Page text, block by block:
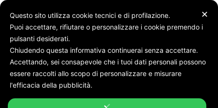
Bimbo di 15 mesi
Tag:bimbo di 15 mesi
✕
Questo sito utilizza cookie tecnici e di profilazione.
Puoi accettare, rifiutare o personalizzare i cookie premendo i
pulsanti desiderati.
Chiudendo questa informativa continuerai senza accettare.
Accettando, sei consapevole che i tuoi dati personali possono
essere raccolti allo scopo di personalizzare e misurare
l'efficacia della pubblicità.